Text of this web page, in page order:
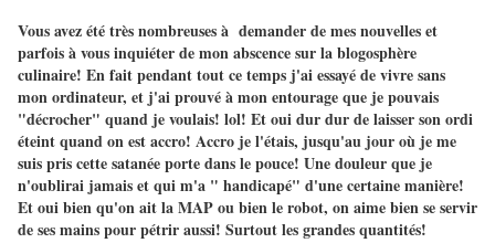
Vous avez été très nombreuses à demander de mes nouvelles et
parfois à vous inquiéter de mon abscence sur la blogosphère
culinaire! En fait pendant tout ce temps j'ai essayé de vivre sans
mon ordinateur, et j'ai prouvé à mon entourage que je pouvais
"décrocher" quand je voulais! lol! Et oui dur dur de laisser son ordi
éteint quand on est accro! Accro je l'étais, jusqu'au jour où je me
suis pris cette satanée porte dans le pouce! Une douleur que je
n'oublirai jamais et qui m'a " handicapé" d'une certaine manière!
Et oui bien qu'on ait la MAP ou bien le robot, on aime bien se servir
de ses mains pour pétrir aussi! Surtout les grandes quantités!